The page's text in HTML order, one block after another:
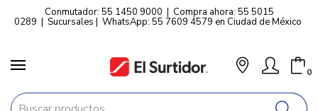
Conmutador: 55 1450 9000 | Compra ahora: 55 5015
0289 | Sucursales | WhatsApp: 55 7609 4579 en Ciudad de México
0